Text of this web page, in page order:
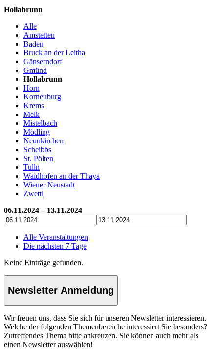
Hollabrunn
Alle
Amstetten
Baden
Bruck an der Leitha
Gänserndorf
Gmünd
Hollabrunn
Horn
Korneuburg
Krems
Melk
Mistelbach
Mödling
Neunkirchen
Scheibbs
St. Pölten
Tulln
Waidhofen an der Thaya
Wiener Neustadt
Zwettl
06.11.2024 – 13.11.2024
Alle Veranstaltungen
Die nächsten 7 Tage
Keine Einträge gefunden.
Newsletter Anmeldung
Wir freuen uns, dass Sie sich für unseren Newsletter interessieren.
Welche der folgenden Themenbereiche interessiert Sie besonders?
Zutreffendes Thema bitte ankreuzen. Sie können auch mehr als
einen Newsletter auswählen!